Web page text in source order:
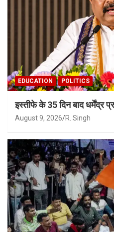
EDUCATION POLITICS
इस्तीफे के 35 दिन बाद धर्मेंद्र
August 9, 2026 R. Singh